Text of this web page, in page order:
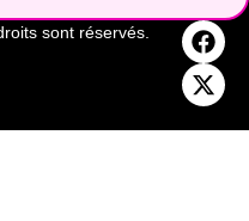
sont réservés.